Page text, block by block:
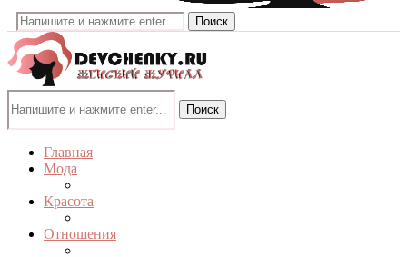
Поиск
Поиск
Главная
Мода
Красота
Отношения